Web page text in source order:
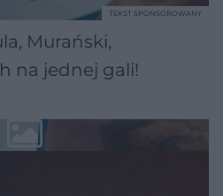
Murański,
na jednej gali!
TEKST SPONSOROWANY